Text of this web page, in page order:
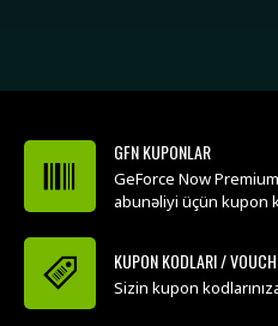
GFN KUPONLAR
GeForce Now
abunəliyi üçün kupon
KUPON KODLARI /
Sizin kupon